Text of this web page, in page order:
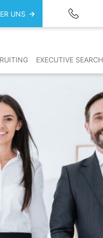
UNS
EXECUTIVE SEARCH